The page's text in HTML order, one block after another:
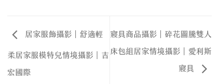
居家服飾攝影｜舒適輕
柔居家服模特兒情境攝影｜吉
宏國際
寢具商品攝影｜碎花圖騰雙人
床包組居家情境攝影｜愛利斯
寢具